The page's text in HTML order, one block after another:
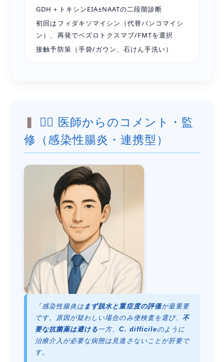
GDH＋トキシンEIA±NAATの二段階診断
初回はフィダキソマイシン（代替バンコマイシ
ン）、再発でベズロトクスマブ/FMTを選択
接触予防策（手袋/ガウン、石けん手洗い）
👨‍⚕️ 医師からのコメント・監
修（感染性腸炎・連携型）
「感染性腸炎はまず脱水と重症度の評価が最重要
です。原因が疑わしい場合のみ便検査を選び、 不
要な抗菌薬は避ける一方、C. difficileのように
治療介入が必要な病態は見逃さないことが肝要で
す。